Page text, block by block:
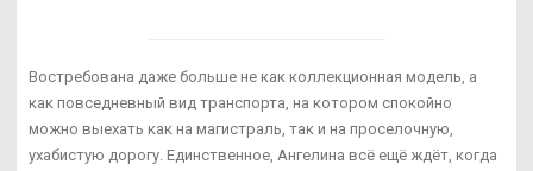
Востребована даже больше не как коллекционная модель, а
как повседневный вид транспорта, на котором спокойно
можно выехать как на магистраль, так и на проселочную,
ухабистую дорогу. Единственное, Ангелина всё ещё ждёт, когда